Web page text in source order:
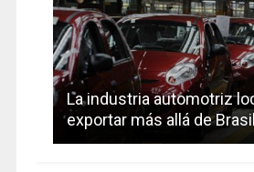
La industria automotriz
exportar más allá de Brasil